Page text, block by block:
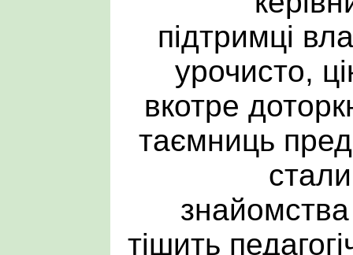
підтримці
урочисто,
вкотре
таємниць
тішить